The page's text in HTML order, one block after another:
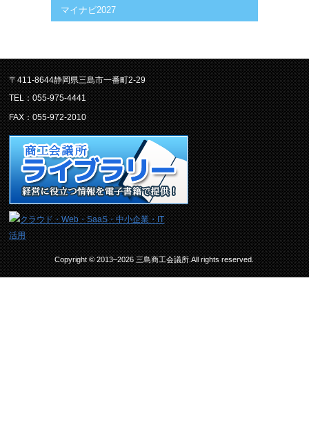
マイナビ2027
〒411-8644静岡県三島市一番町2-29
TEL：055-975-4441
FAX：055-972-2010
Copyright © 2013–2026 三島商工会議所.All rights reserved.